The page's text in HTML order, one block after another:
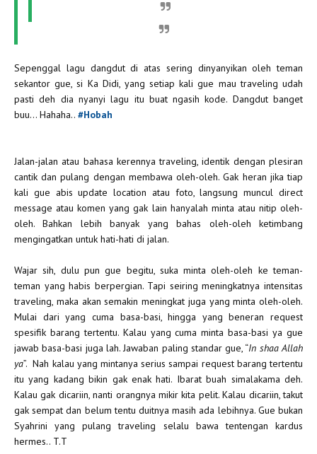
Sepenggal lagu dangdut di atas sering dinyanyikan oleh teman
sekantor gue, si Ka Didi, yang setiap kali gue mau traveling udah
pasti deh dia nyanyi lagu itu buat ngasih kode. Dangdut banget
buu... Hahaha.. #Hobah
Jalan-jalan atau bahasa kerennya traveling, identik dengan plesiran
cantik dan pulang dengan membawa oleh-oleh. Gak heran jika tiap
kali gue abis update location atau foto, langsung muncul direct
message atau komen yang gak lain hanyalah minta atau nitip oleh-
oleh. Bahkan lebih banyak yang bahas oleh-oleh ketimbang
mengingatkan untuk hati-hati di jalan.
Wajar sih, dulu pun gue begitu, suka minta oleh-oleh ke teman-
teman yang habis berpergian. Tapi seiring meningkatnya intensitas
traveling, maka akan semakin meningkat juga yang minta oleh-oleh.
Mulai dari yang cuma basa-basi, hingga yang beneran request
spesifik barang tertentu. Kalau yang cuma minta basa-basi ya gue
jawab basa-basi juga lah. Jawaban paling standar gue, “In shaa Allah
ya”. Nah kalau yang mintanya serius sampai request barang tertentu
itu yang kadang bikin gak enak hati. Ibarat buah simalakama deh.
Kalau gak dicariin, nanti orangnya mikir kita pelit. Kalau dicariin, takut
gak sempat dan belum tentu duitnya masih ada lebihnya. Gue bukan
Syahrini yang pulang traveling selalu bawa tentengan kardus
hermes.. T.T